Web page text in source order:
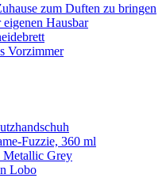
zum Duften zu bringen
Hausbar
Vorzimmer
Fuzzie, 360 ml
Metallic Grey
Lobo